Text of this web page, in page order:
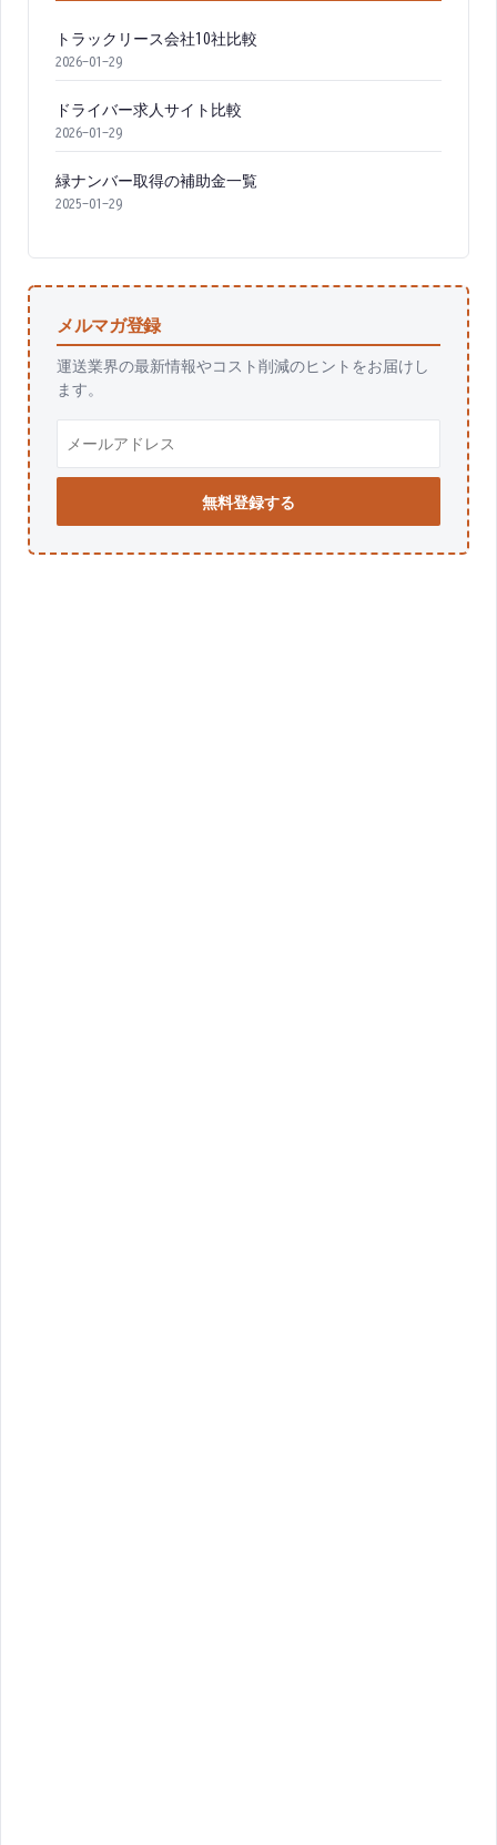
トラックリース会社10社比較
2026-01-29
ドライバー求人サイト比較
2026-01-29
緑ナンバー取得の補助金一覧
2025-01-29
メルマガ登録
運送業界の最新情報やコスト削減のヒントをお届けし
ます。
無料登録する